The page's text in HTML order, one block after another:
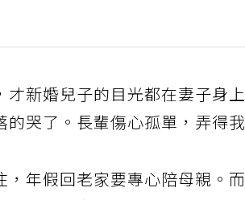
才新婚兒子的目光都在妻子身
的哭了。長輩傷心孤單，弄得
，年假回老家要專心陪母親。